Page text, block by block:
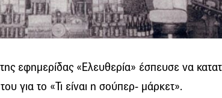
εφημερίδας «Ελευθερία» έσπευσε να
για το «Τι είναι η σούπερ- μάρκετ».